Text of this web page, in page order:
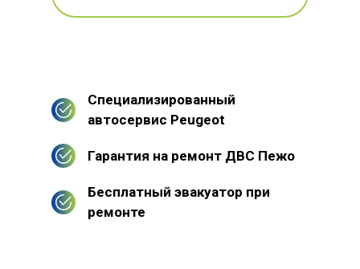
Специализированный
автосервис Peugeot
Гарантия на ремонт ДВС Пежо
Бесплатный эвакуатор при
ремонте